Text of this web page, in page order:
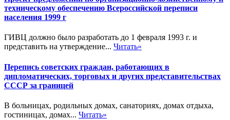
техническому обеспечению Всероссийской переписи
населения 1999 г
ГИВЦ должно было разработать до 1 февраля 1993 г. и
представить на утверждение... Читать»
Перепись советских граждан, работающих в
дипломатических, торговых и других представительствах
СССР за границей
В больницах, родильных домах, санаториях, домах отдыха,
гостиницах, домах... Читать»